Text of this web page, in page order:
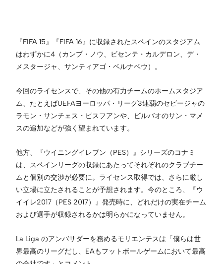
『FIFA 15』『FIFA 16』に収録されたスペインのスタジアム
はわずかに4（カンプ・ノウ、ビセンテ・カルデロン、デ・
メスタージャ、サンティアゴ・ベルナベウ）。
今回のライセンスで、その他の有力チームのホームスタジア
ム、たとえばUEFAヨーロッパ・リーグ3連覇のセビージャの
ラモン・サンチェス・ピスフアンや、ビルバオのサン・マメ
スの追加などが強く望まれています。
他方、『ウイニングイレブン（PES）』シリーズのコナミ
は、スペインリーグの収録にあたってそれぞれのクラブチー
ムと個別の交渉が必要に。ライセンス取得では、さらに厳し
い立場に立たされることが予想されます。今のところ、『ウ
イイレ2017（PES 2017）』発売時に、どれだけの実在チーム
および選手が収録されるかは明らかになっていません。
La Liga のアンバサダーを務めるモリエンテスは「僕らは世
界最高のリーグだし、EAもフットボールゲームにおいて最高